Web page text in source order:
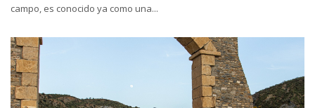
campo, es conocido ya como una...